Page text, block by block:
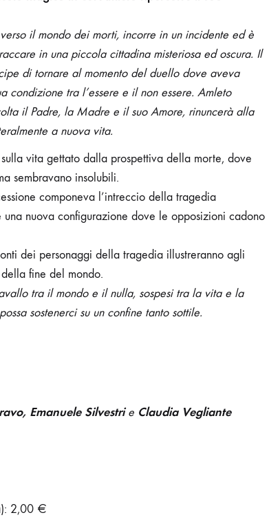
il mondo dei morti, incorre in un incidente ed è
in una piccola cittadina misteriosa ed oscura. Il
di tornare al momento del duello dove aveva
condizione tra l’essere e il non essere. Amleto
il Padre, la Madre e il suo Amore, rinuncerà alla
a nuova vita.
vita gettato dalla prospettiva della morte, dove
sembravano insolubili.
componeva l’intreccio della tragedia
nuova configurazione dove le opposizioni cadono
dei personaggi della tragedia illustreranno agli
fine del mondo.
tra il mondo e il nulla, sospesi tra la vita e la
sostenerci su un confine tanto sottile.
Emanuele Silvestrie Claudia Vegliante
2,00 €